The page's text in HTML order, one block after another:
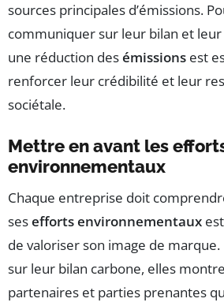
sources principales d’émissions.
communiquer sur leur bilan et
une réduction desémissions est
renforcer leur crédibilité et leur
sociétale.
Mettre en avant les
environnementaux
Chaque entreprise doit
sesefforts environnementaux
de valoriser son image de
sur leur bilan carbone, elles
partenaires et parties prenantes